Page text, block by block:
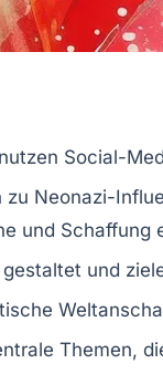
nutzen Social-
zu Neonazi-
und Schaffung
gestaltet und
Themen,